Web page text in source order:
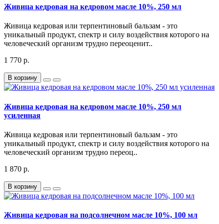
Живица кедровая на кедровом масле 10%, 250 мл
Живица кедровая или терпентиновый бальзам - это
уникальный продукт, спектр и силу воздействия которого на
человеческий организм трудно переоценит..
1 770 р.
В корзину
Живица кедровая на кедровом масле 10%, 250 мл
усиленная
Живица кедровая или терпентиновый бальзам - это
уникальный продукт, спектр и силу воздействия которого на
человеческий организм трудно переоц..
1 870 р.
В корзину
Живица кедровая на подсолнечном масле 10%, 100 мл